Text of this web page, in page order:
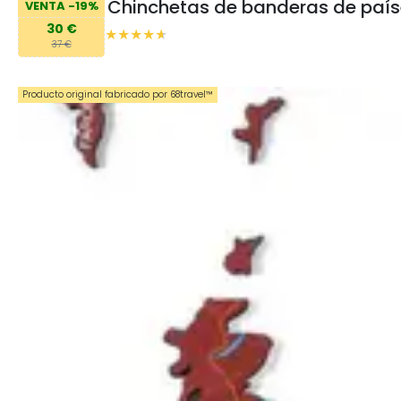
VENTA -19%
30 €
37 €
Chinchetas de banderas de
Producto original fabricado por 68travel™️